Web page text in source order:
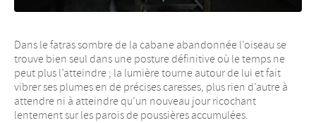
Dans le fatras sombre de la cabane abandonnée l’oiseau se
trouve bien seul dans une posture définitive où le temps ne
peut plus l’atteindre ; la lumière tourne autour de lui et fait
vibrer ses plumes en de précises caresses, plus rien d’autre à
attendre ni à atteindre qu’un nouveau jour ricochant
lentement sur les parois de poussières accumulées.